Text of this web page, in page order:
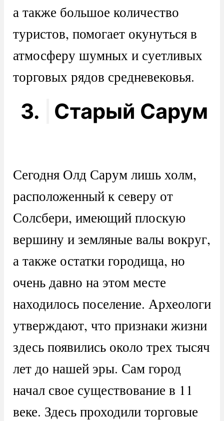
а также большое количество
туристов, помогает окунуться в
атмосферу шумных и суетливых
торговых рядов средневековья.
3. Старый Сарум
Сегодня Олд Сарум лишь холм,
расположенный к северу от
Солсбери, имеющий плоскую
вершину и земляные валы вокруг,
а также остатки городища, но
очень давно на этом месте
находилось поселение. Археологи
утверждают, что признаки жизни
здесь появились около трех тысяч
лет до нашей эры. Сам город
начал свое существование в 11
веке. Здесь проходили торговые